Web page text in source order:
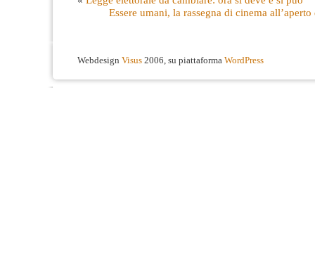
Essere umani, la rassegna di cinema
Webdesign Visus 2006, su piattaforma WordPress